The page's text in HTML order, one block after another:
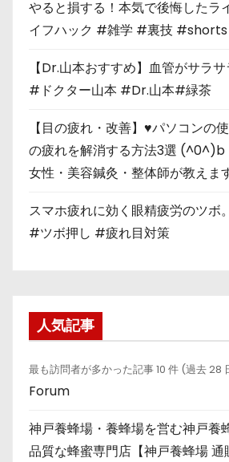
やると損する！本気で後悔したラ
イフハック #雑学 #裏技
【Dr.山本おすすめ】血管がサラ
#ドクター山本 #Dr.山本#緑茶
【目の疲れ・改善】♥パソコンの
の疲れを解消する方法3選 (^0^)b
女性・美容鍼灸・整体師が教えま
スマホ疲れに効く眼精疲労のツボ
#ツボ押し #疲れ目対策
人気記事
最も訪問者が多かった記事 10 件 (過去 28
Forum
神戸養蜂場・養蜂場を営む神戸養
品質な蜂蜜専門店【神戸養蜂場 通